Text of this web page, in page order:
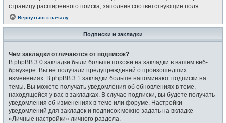
страницу расширенного поиска, заполнив соответствующие поля.
Вернуться к началу
Подписки и закладки
Чем закладки отличаются от подписок?
В phpBB 3.0 закладки были больше похожи на закладки в вашем веб-
браузере. Вы не получали предупреждений о произошедших
изменениях. В phpBB 3.1 закладки больше напоминают подписки на
темы. Вы можете получать уведомления об обновлениях в теме,
находящейся у вас в закладках. В случае подписки, вы будете получать
уведомления об изменениях в теме или форуме. Настройки
уведомлений для закладок и подписок можно задать на вкладке
«Личные настройки» личного раздела.